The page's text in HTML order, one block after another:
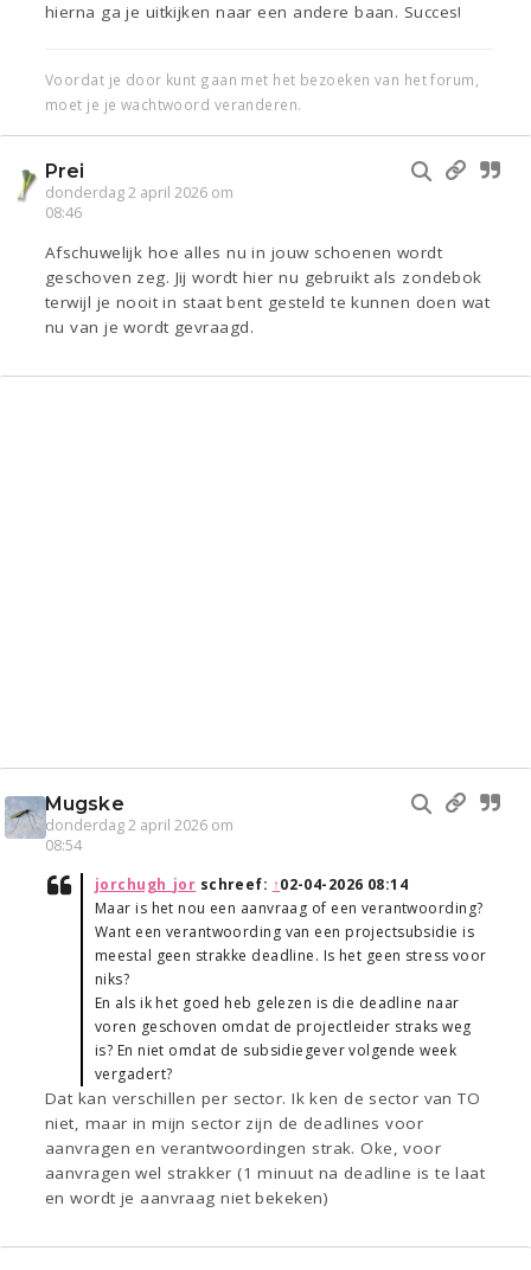
hierna ga je uitkijken naar een andere baan. Succes!
Voordat je door kunt gaan met het bezoeken van het forum,
moet je je wachtwoord veranderen.
Prei
donderdag 2 april 2026 om
08:46
Afschuwelijk hoe alles nu in jouw schoenen wordt
geschoven zeg. Jij wordt hier nu gebruikt als zondebok
terwijl je nooit in staat bent gesteld te kunnen doen wat
nu van je wordt gevraagd.
Mugske
donderdag 2 april 2026 om
08:54
jorchugh_jor schreef: ↑02-04-2026 08:14
Maar is het nou een aanvraag of een verantwoording?
Want een verantwoording van een projectsubsidie is
meestal geen strakke deadline. Is het geen stress voor
niks?
En als ik het goed heb gelezen is die deadline naar
voren geschoven omdat de projectleider straks weg
is? En niet omdat de subsidiegever volgende week
vergadert?
Dat kan verschillen per sector. Ik ken de sector van TO
niet, maar in mijn sector zijn de deadlines voor
aanvragen en verantwoordingen strak. Oke, voor
aanvragen wel strakker (1 minuut na deadline is te laat
en wordt je aanvraag niet bekeken)